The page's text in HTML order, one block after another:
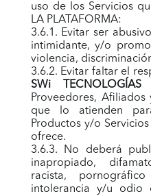
uso de los Servicios
LA PLATAFORMA:
3.6.1. Evitar ser
intimidante, y/o
violencia,
3.6.2. Evitar faltar el
SWi TECNOLOGÍAS
Proveedores,
que lo atienden
Productos y/o
ofrece.
3.6.3. No deberá
inapropiado,
racista,
intolerancia y/u